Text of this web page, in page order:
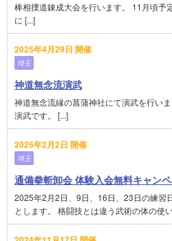
棒相撲道錬成大会を行います。 11月頃予
に [...]
2025年4月29日 開催
埼玉
神道無念流演武
神道無念流縁の菖蒲神社にて演武を行い
演武です。 [...]
2025年2月2日 開催
埼玉
通備拳斬卸会 体験入会無料キャン
2025年2月2日、9日、16日、23日の練習
とします。 格闘技とは違う武術の体の使